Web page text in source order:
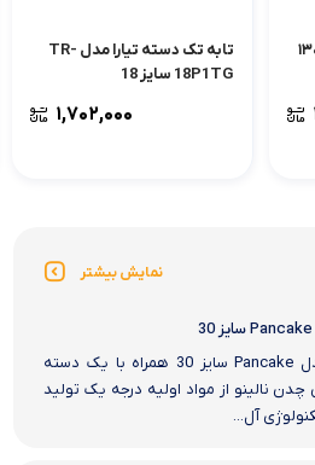
مدل سربی کد ۱۳۰
تابه تک دسته تیارا مدل TR-
18P1TG سایز 18
۱,۷۰۲,۰۰۰
نمایش بیشتر
تابه پنکیک چدنی نالینو مدل Pancake سایز 30 همراه با یک دسته
نالینو از مواد اولیه درجه یک تولید
آل...